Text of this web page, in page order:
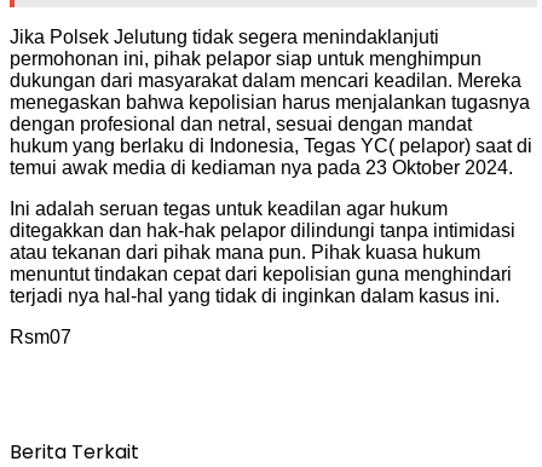
Jika Polsek Jelutung tidak segera menindaklanjuti
permohonan ini, pihak pelapor siap untuk menghimpun
dukungan dari masyarakat dalam mencari keadilan. Mereka
menegaskan bahwa kepolisian harus menjalankan tugasnya
dengan profesional dan netral, sesuai dengan mandat
hukum yang berlaku di Indonesia, Tegas YC( pelapor) saat di
temui awak media di kediaman nya pada 23 Oktober 2024.
Ini adalah seruan tegas untuk keadilan agar hukum
ditegakkan dan hak-hak pelapor dilindungi tanpa intimidasi
atau tekanan dari pihak mana pun. Pihak kuasa hukum
menuntut tindakan cepat dari kepolisian guna menghindari
terjadi nya hal-hal yang tidak di inginkan dalam kasus ini.
Rsm07
Berita Terkait